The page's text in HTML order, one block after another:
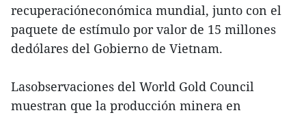
recuperacióneconómica mundial, junto con el
paquete de estímulo por valor de 15 millones
dedólares del Gobierno de Vietnam.
Lasobservaciones del World Gold Council
muestran que la producción minera en